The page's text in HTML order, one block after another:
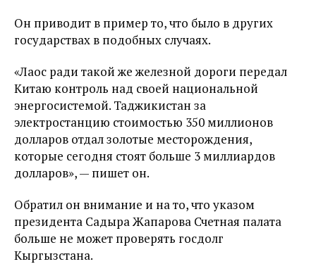
Он приводит в пример то, что было в других
государствах в подобных случаях.
«Лаос ради такой же железной дороги передал
Китаю контроль над своей национальной
энергосистемой. Таджикистан за
электростанцию стоимостью 350 миллионов
долларов отдал золотые месторождения,
которые сегодня стоят больше 3 миллиардов
долларов», — пишет он.
Обратил он внимание и на то, что указом
президента Садыра Жапарова Счетная палата
больше не может проверять госдолг
Кыргызстана.